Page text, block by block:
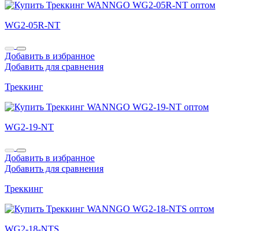
WG2-05R-NT
Добавить в избранное
Добавить для сравнения
Треккинг
WG2-19-NT
Добавить в избранное
Добавить для сравнения
Треккинг
WG2-18-NTS